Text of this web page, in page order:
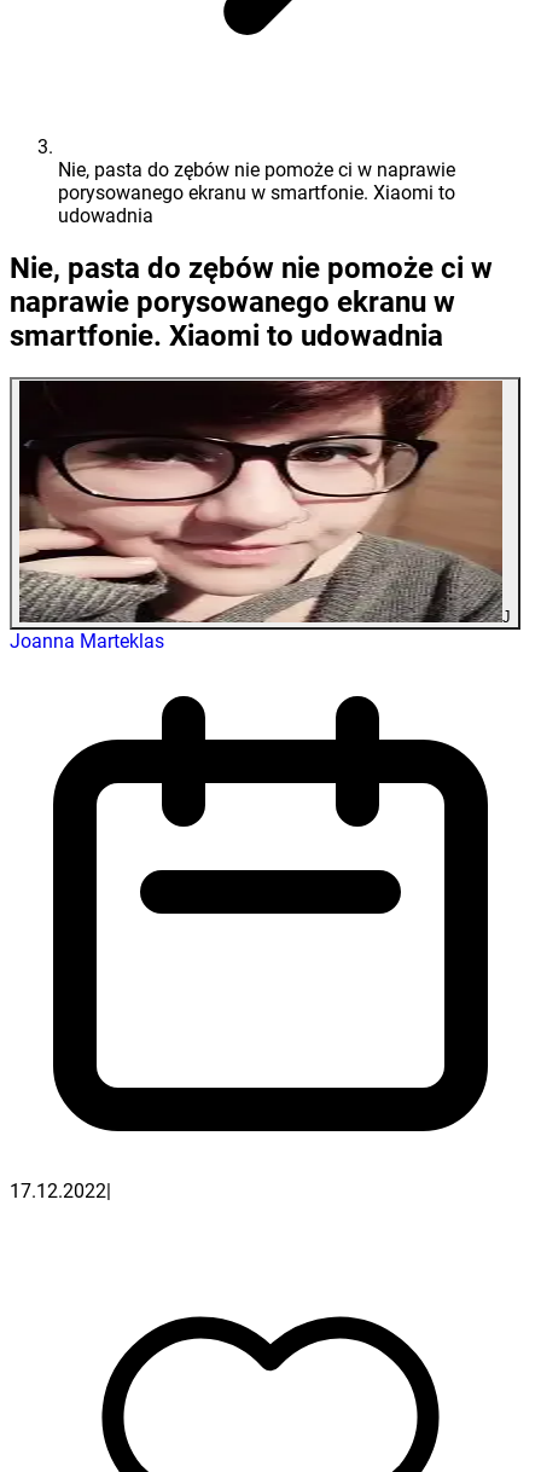
Nie, pasta do zębów nie pomoże ci w naprawie
porysowanego ekranu w smartfonie. Xiaomi to
udowadnia
Nie, pasta do zębów nie pomoże ci w
naprawie porysowanego ekranu w
smartfonie. Xiaomi to udowadnia
J
Joanna Marteklas
17.12.2022|